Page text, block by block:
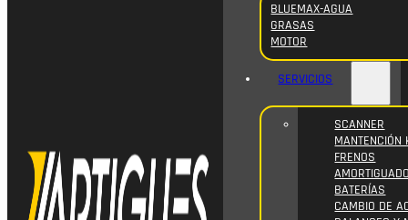
BLUEMAX-AGUA
GRASAS
MOTOR
SERVICIOS
SCANNER
MANTENCIÓN
FRENOS
BATERÍAS
CAMBIO DE